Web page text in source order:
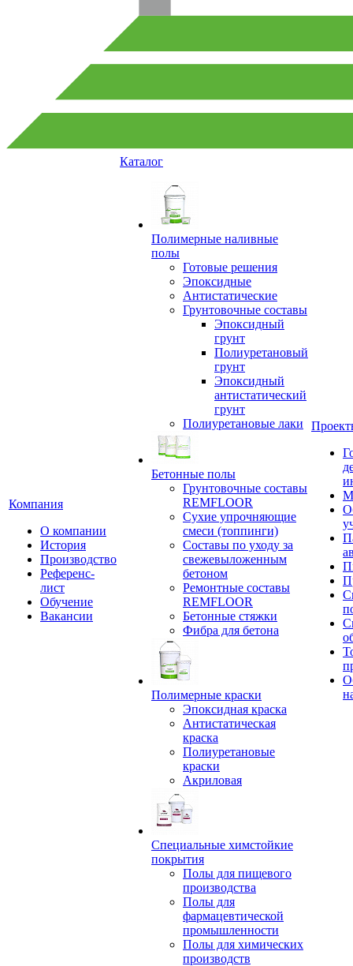
Компания
О компании
История
Производство
Референс-
лист
Обучение
Вакансии
Каталог
Полимерные наливные
полы
Готовые решения
Эпоксидные
Антистатические
Грунтовочные составы
Эпоксидный
грунт
Полиуретановый
грунт
Эпоксидный
антистатический
грунт
Полиуретановые лаки
Бетонные полы
Грунтовочные составы
REMFLOOR
Сухие упрочняющие
смеси (топпинги)
Составы по уходу за
свежевыложенным
бетоном
Ремонтные составы
REMFLOOR
Бетонные стяжки
Фибра для бетона
Полимерные краски
Эпоксидная краска
Антистатическая
краска
Полиуретановые
краски
Акриловая
Специальные химстойкие
покрытия
Полы для пищевого
производства
Полы для
фармацевтической
промышленности
Полы для химических
производств